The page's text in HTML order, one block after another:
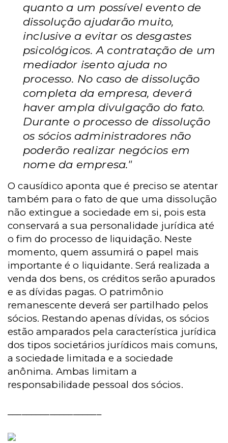
quanto a um possível evento de
dissolução ajudarão muito,
inclusive a evitar os desgastes
psicológicos. A contratação de um
mediador isento ajuda no
processo. No caso de dissolução
completa da empresa, deverá
haver ampla divulgação do fato.
Durante o processo de dissolução
os sócios administradores não
poderão realizar negócios em
nome da empresa."
O causídico aponta que é preciso se atentar
também para o fato de que uma dissolução
não extingue a sociedade em si, pois esta
conservará a sua personalidade jurídica até
o fim do processo de liquidação. Neste
momento, quem assumirá o papel mais
importante é o liquidante. Será realizada a
venda dos bens, os créditos serão apurados
e as dívidas pagas. O patrimônio
remanescente deverá ser partilhado pelos
sócios. Restando apenas dívidas, os sócios
estão amparados pela característica jurídica
dos tipos societários jurídicos mais comuns,
a sociedade limitada e a sociedade
anônima. Ambas limitam a
responsabilidade pessoal dos sócios.